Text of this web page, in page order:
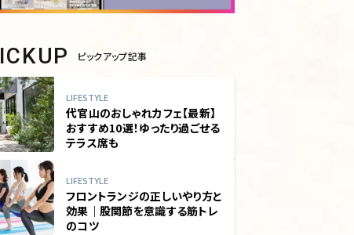
PICKUP ピックアップ記事
LIFESTYLE
代官山のおしゃれカフェ【最新】
おすすめ10選！ゆったり過ごせる
テラス席も
LIFESTYLE
フロントランジの正しいやり方と
効果｜股関節を意識する筋トレ
のコツ